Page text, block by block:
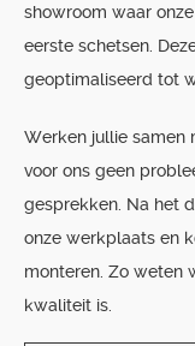
showroom waar
eerste schetsen.
geoptimaliseerd tot
Werken jullie samen
voor ons geen
gesprekken. Na het
onze werkplaats en
monteren. Zo weten
kwaliteit is.